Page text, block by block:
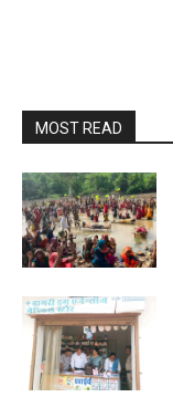
MOST READ